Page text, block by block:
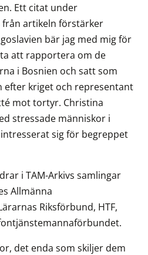
Ett citat under
artikeln förstärker
bär jag med mig för
att rapportera om de
i Bosnien och satt som
efter kriget och representant
mot tortyr. Christina
stressade människor i
sig för begreppet
i TAM-Arkivs samlingar
Allmänna
Riksförbund, HTF,
det enda som skiljer dem